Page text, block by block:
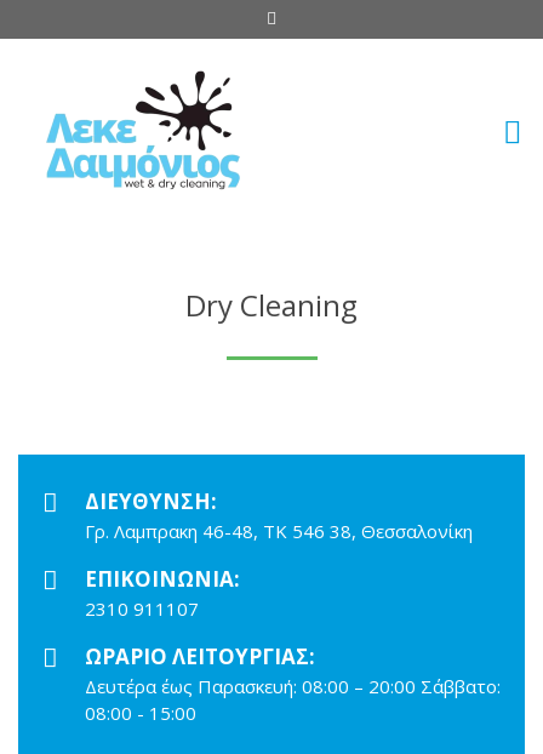
Dry Cleaning
ΔΙΕΎΘΥΝΣΗ:
Γρ. Λαμπρακη 46-48, ΤΚ 546 38, Θεσσαλονίκη
ΕΠΙΚΟΙΝΩΝΊΑ:
2310 911107
ΩΡΆΡΙΟ ΛΕΙΤΟΥΡΓΊΑΣ:
Δευτέρα έως Παρασκευή: 08:00 – 20:00 Σάββατο:
08:00 - 15:00